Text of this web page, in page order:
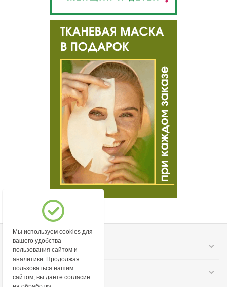
Моя учетная запись
Информация
Мы используем cookies для
вашего удобства
пользования сайтом и
аналитики. Продолжая
пользоваться нашим
сайтом, вы даёте согласие